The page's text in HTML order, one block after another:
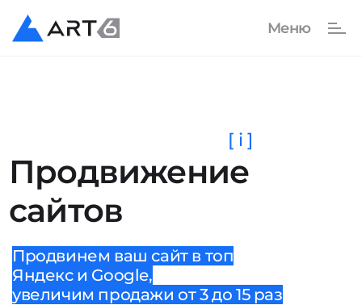
Продвижение
сайтов
[ i ]
Продвинем ваш сайт в топ
Яндекс и Google,
увеличим продажи от 3 до 15 раз